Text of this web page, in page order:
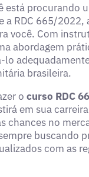
está procurando
a RDC 665/2022,
você. Com
abordagem
lo
brasileira.
o curso RDC
em sua
chances no
buscando
com as